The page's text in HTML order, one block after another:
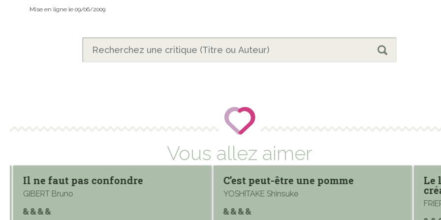
Mise en ligne le 09/06/2009
Vous allez aimer
Il ne faut pas confondre
GIBERT Bruno
C’est peut-être une pomme
YOSHITAKE Shinsuke
Le